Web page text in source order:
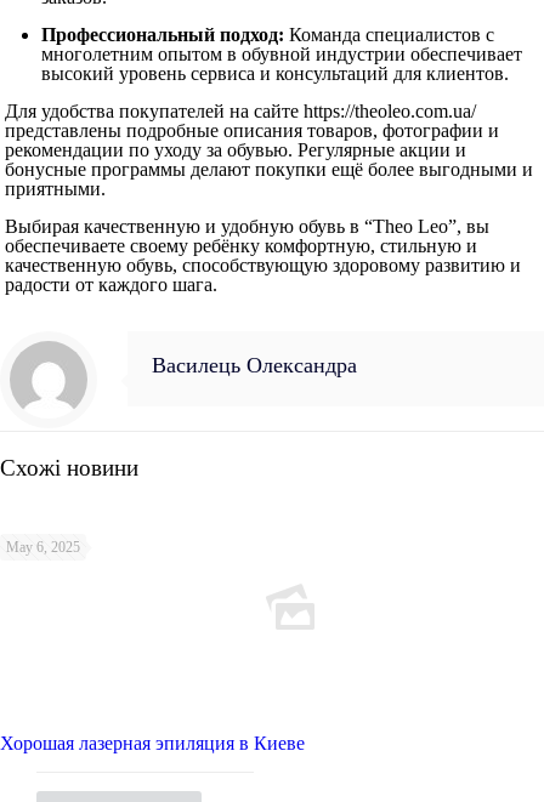
Профессиональный подход: Команда специалистов с
многолетним опытом в обувной индустрии обеспечивает
высокий уровень сервиса и консультаций для клиентов.
Для удобства покупателей на сайте https://theoleo.com.ua/
представлены подробные описания товаров, фотографии и
рекомендации по уходу за обувью. Регулярные акции и
бонусные программы делают покупки ещё более выгодными и
приятными.
Выбирая качественную и удобную обувь в “Theo Leo”, вы
обеспечиваете своему ребёнку комфортную, стильную и
качественную обувь, способствующую здоровому развитию и
радости от каждого шага.
Василець Олександра
Схожі новини
May 6, 2025
Хорошая лазерная эпиляция в Киеве